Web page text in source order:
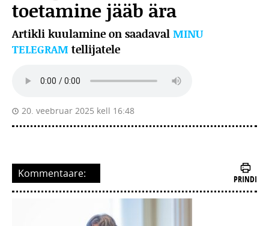
toetamine jääb ära
Artikli kuulamine on saadaval MINU
TELEGRAM tellijatele
20. veebruar 2025 kell 16:48
Kommentaare: PRINDI